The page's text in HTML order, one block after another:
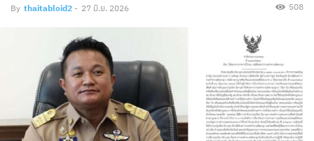
By thaitabloid2 - 27 มิ.ย. 2026 508